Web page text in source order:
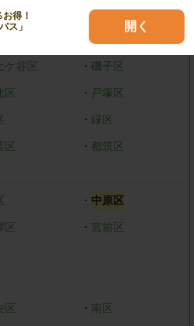
得！
ス」
開く
川区 ・
ケ谷区 ・磯子区
区 ・ 戸塚区
・ 緑区
区 ・ 都筑区
・ 中原区
区 ・ 宮前区
区 ・ 南区